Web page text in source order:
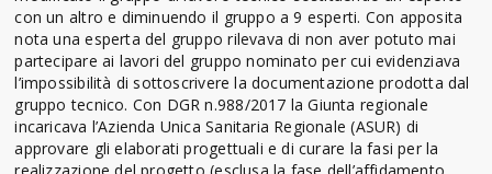
con un altro e diminuendo il gruppo a 9 esperti. Con apposita
nota una esperta del gruppo rilevava di non aver potuto mai
partecipare ai lavori del gruppo nominato per cui evidenziava
l’impossibilità di sottoscrivere la documentazione prodotta dal
gruppo tecnico. Con DGR n.988/2017 la Giunta regionale
incaricava l’Azienda Unica Sanitaria Regionale (ASUR) di
approvare gli elaborati progettuali e di curare la fasi per la
realizzazione del progetto (esclusa la fase dell’affidamento